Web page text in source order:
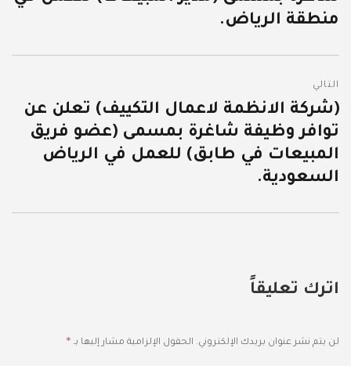
منطقة الرياض.
التالي
المقالة
التالية:
(شركة الانظمة لاعمال التكييف) تعلن عن
توافر وظيفة شاغرة بمسمى (عضو فريق
المبيعات في طابق) للعمل في الرياض
السعودية.
اترك تعليقاً
لن يتم نشر عنوان بريدك الإلكتروني. الحقول الإلزامية مشار إليها بـ *